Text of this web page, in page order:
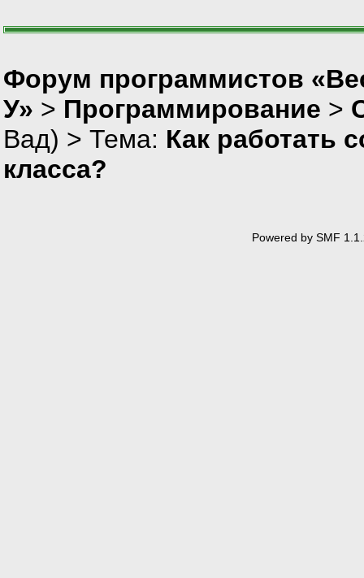
Форум программистов
У» > Программирование >
Вад) > Тема: Как работать
класса?
Powered by SMF